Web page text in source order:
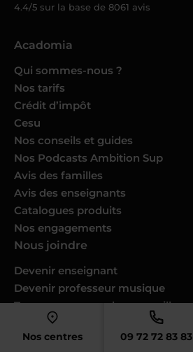
Nos centres 09 72 72 83 83
4.4/5 sur la base de 8061 avis
Acadomia
Qui sommes-nous ?
Nos tarifs
Crédit d’impôt
Cesu
Nos conseils et guides
Nos Podcasts Ambition Sup
Avis des familles
Avis des enseignants
Catalogues produits
Nos engagements
Nous joindre
Devenir enseignant
Devenir professeur musique
Trouver un cours dans ma ville
Donner des cours dans votre ville
Espace RH